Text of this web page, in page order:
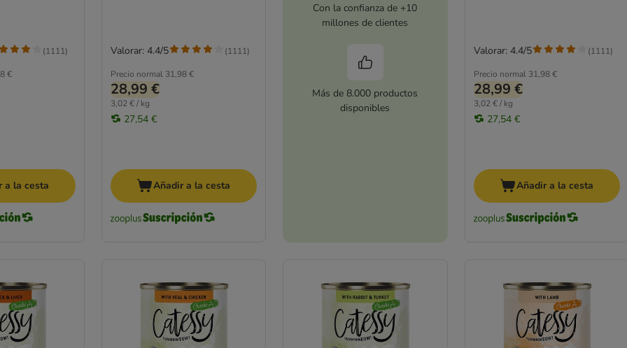
€
(1111)
a la cesta
Precio normal 31,98 €
28,99 €
3,02 € / kg
27,54 €
Valorar: 4.4/5 (1111)
Añadir a la cesta
Con la confianza de +10
millones de clientes
Más de 8.000 productos
disponibles
Precio normal 31,98 €
28,99 €
3,02 € / kg
27,54 €
Valorar: 4.4/5 (1111)
Añadir a la cesta